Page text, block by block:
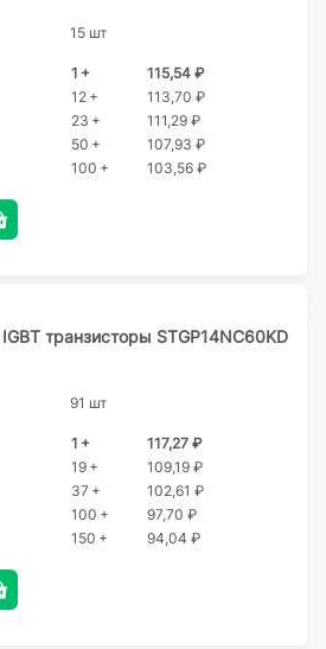
15 шт
1 +
115,54 ₽
12 +
113,70 ₽
23 +
111,29 ₽
50 +
107,93 ₽
100 +
103,56 ₽
транзисторы STGP14NC60KD
91 шт
1 +
117,27 ₽
19 +
109,19 ₽
37 +
102,61 ₽
100 +
97,70 ₽
150 +
94,04 ₽